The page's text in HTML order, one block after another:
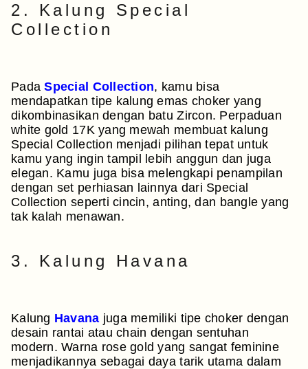
2. Kalung Special
Collection
PadaSpecial Collection, kamu bisa
mendapatkan tipe kalung emas choker yang
dikombinasikan dengan batu Zircon. Perpaduan
white gold 17K yang mewah membuat kalung
Special Collection menjadi pilihan tepat untuk
kamu yang ingin tampil lebih anggun dan juga
elegan. Kamu juga bisa melengkapi penampilan
dengan set perhiasan lainnya dari Special
Collection seperti cincin, anting, dan bangle yang
tak kalah menawan.
3. Kalung Havana
Kalung Havana juga memiliki tipe choker dengan
desain rantai atau chain dengan sentuhan
modern. Warna rose gold yang sangat feminine
menjadikannya sebagai daya tarik utama dalam